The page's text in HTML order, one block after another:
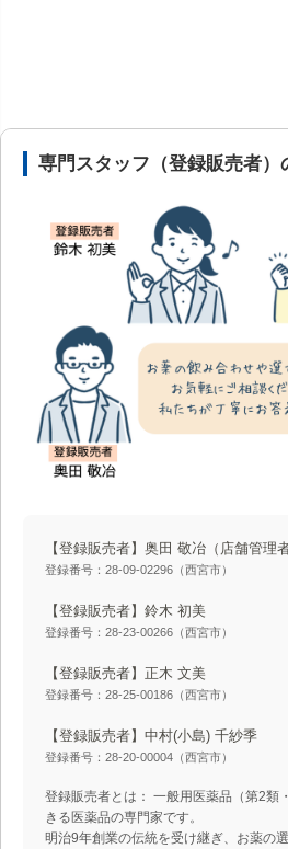
専門スタッフ（登録販売者）
【登録販売者】奥田 敬冶 （店舗管理者
登録番号：28-09-02296（西宮市）
【登録販売者】鈴木 初美
登録番号：28-23-00266（西宮市）
【登録販売者】正木 文美
登録番号：28-25-00186（西宮市）
【登録販売者】中村(小島) 千紗季
登録番号：28-20-00004（西宮市）
登録販売者とは： 一般用医薬品（第2類
きる医薬品の専門家です。
明治9年創業の伝統を受け継ぎ、お薬の